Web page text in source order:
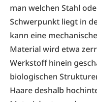
man welchen Stahl
Schwerpunkt liegt in
kann eine
Material wird etwa
Werkstoff hinein
biologischen
Haare deshalb